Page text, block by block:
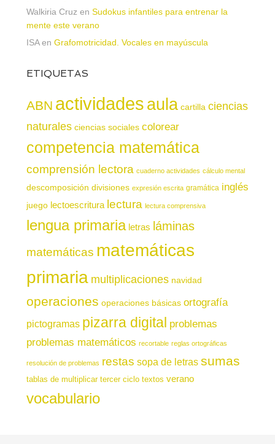
Walkiria Cruz en Sudokus infantiles para entrenar la
mente este verano
ISAen Grafomotricidad. Vocales en mayúscula
ETIQUETAS
ABN actividadesaula cartilla ciencias
naturales ciencias sociales colorear
competencia matemática
comprensión lectora cuaderno actividades cálculo mental
descomposición divisiones expresión escrita gramática inglés
juego lectoescritura lectura lectura comprensiva
lengua primaria letras láminas
matemáticas matemáticas
primaria multiplicaciones navidad
operaciones operaciones básicas ortografía
pictogramas pizarra digital problemas
problemas matemáticos recortable reglas ortográficas
resolución de problemas restas sopa de letras sumas
tablas de multiplicar tercer ciclo textos verano
vocabulario